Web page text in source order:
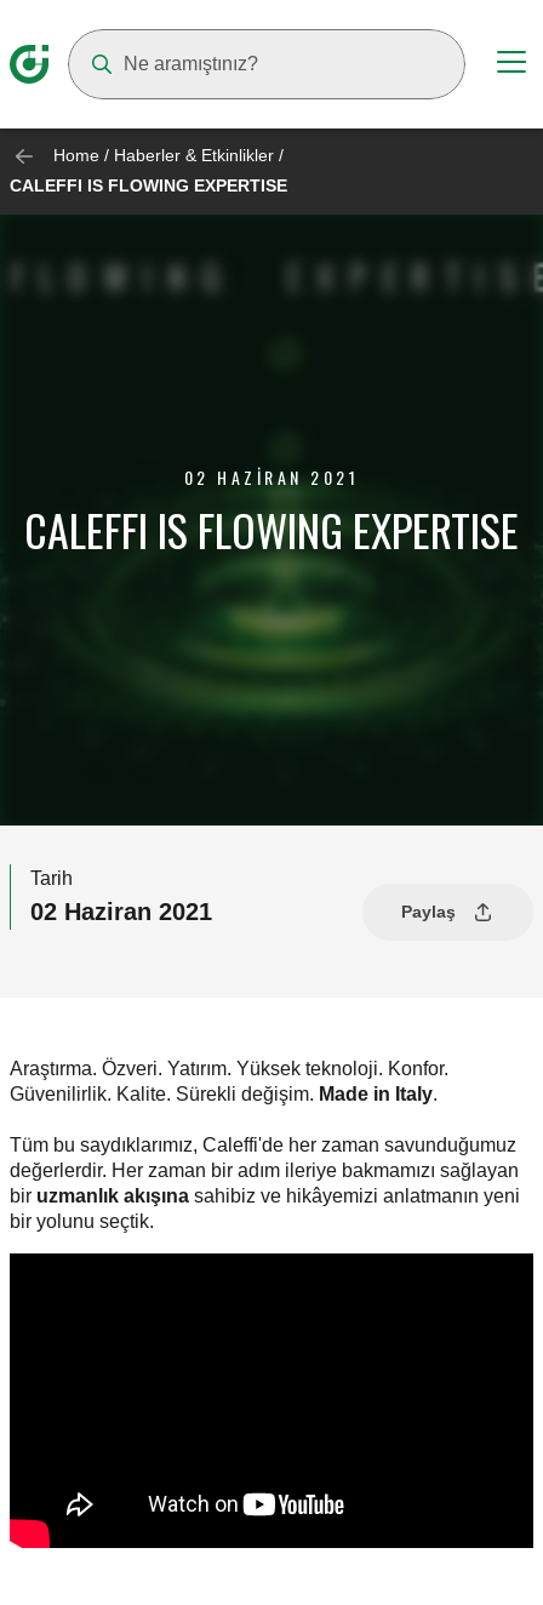
Home / Haberler & Etkinlikler /
CALEFFI IS FLOWING EXPERTISE
02 HAZIRAN 2021
CALEFFI IS FLOWING EXPERTISE
Tarih
02 Haziran 2021 Paylaş
Araştırma. Özveri. Yatırım. Yüksek teknoloji. Konfor.
Güvenilirlik. Kalite. Sürekli değişim. Made in Italy.
Tüm bu saydıklarımız, Caleffi'de her zaman savunduğumuz
değerlerdir. Her zaman bir adım ileriye bakmamızı sağlayan
bir uzmanlık akışına sahibiz ve hikâyemizi anlatmanın yeni
bir yolunu seçtik.